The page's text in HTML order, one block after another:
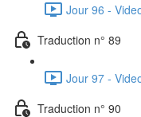
Jour 96 -
Traduction n° 89
Jour 97 -
Traduction n° 90